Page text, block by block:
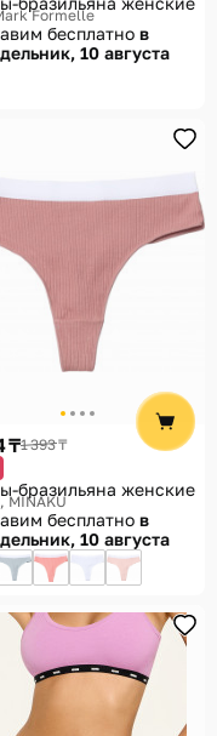
Formelle
бесплатно в
10 августа
₸1 393 ₸
бразильяна женские
MINAKU
бесплатно в
10 августа